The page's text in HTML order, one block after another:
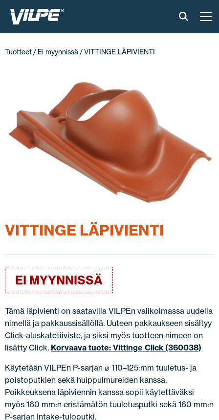
ASENNUS JA MATERIAALIT
AJANKOHTAISTA
JÄLLEENMYYJÄT OTA YHTEYTTÄ
Tuotteet / Ei myynnissä / VITTINGE LÄPIVIENTI
VITTINGE LÄPIVIENTI
EI MYYNNISSÄ
Tämä läpivienti on saatavilla VILPEn valikoimassa uudella
nimellä ja pakkaussisällöllä. Uuteen pakkaukseen sisältyy
Click-aluskatetiiviste, ja siksi myös tuotteen nimeen on
lisätty Click. Korvaava tuote: Vittinge Click (360038)
Käytetään VILPEn P-sarjan ⌀ 110–125:mm tuuletus- ja
poistoputkien sekä huippuimureiden kanssa.
Poikkeuksena läpiviennin kanssa sopii käytettäväksi
myös 160 mm:n eristämätön tuuletusputki sekä 160 mm:n
P-sarjan Intake-tuloputki.